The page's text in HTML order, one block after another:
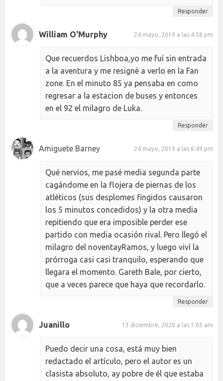
Responder
William O'Murphy 24 mayo, 2019 a las 4:58 pm
Que recuerdos Lishboa,yo me fuí sin entrada
a la aventura y me resigné a verlo en la Fan
zone. En el minuto 85 ya pensaba en como
regresar a la estacion de buses y entonces
en el 92 el milagro de Luka.
Responder
Amiguete Barney 24 mayo, 2019 a las 6:49 pm
Qué nervios, me pasé media segunda parte
cagándome en la flojera de piernas de los
atléticos (sus desplomes fingidos causaron
los 5 minutos concedidos) y la otra media
repitiendo que era imposible perder ese
partido con media ocasión rival. Pero llegó el
milagro del noventayRamos, y luego viví la
prórroga casi casi tranquilo, esperando que
llegara el momento. Gareth Bale, por cierto,
que a veces parece que haya que recordarlo.
Responder
Juanillo 13 diciembre, 2020 a las 1:03 am
Puedo decir una cosa, está muy bien
redactado el artículo, pero el autor es un
clasista absoluto, ay pobre de él que estaba